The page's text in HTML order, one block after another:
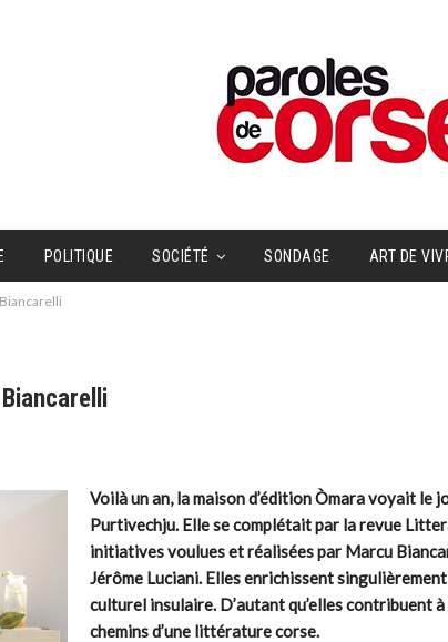
POLITIQUE SOCIÉTÉ SONDAGE ART DE
Voilà un an, la maison d’édition Òmara voyait le
Purtivechju. Elle se complétait par la revue
initiatives voulues et réalisées par Marcu
Jérôme Luciani. Elles enrichissent
culturel insulaire. D’autantqu’ellescontribuent
chemins d’une littérature corse.